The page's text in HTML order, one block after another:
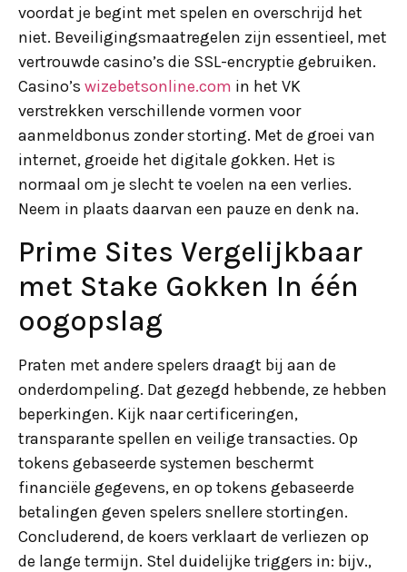
voordat je begint met spelen en overschrijd het
niet. Beveiligingsmaatregelen zijn essentieel, met
vertrouwde casino’s die SSL-encryptie gebruiken.
Casino’s wizebetsonline.com in het VK
verstrekken verschillende vormen voor
aanmeldbonus zonder storting. Met de groei van
internet, groeide het digitale gokken. Het is
normaal om je slecht te voelen na een verlies.
Neem in plaats daarvan een pauze en denk na.
Prime Sites Vergelijkbaar
met Stake Gokken In één
oogopslag
Praten met andere spelers draagt ​​bij aan de
onderdompeling. Dat gezegd hebbende, ze hebben
beperkingen. Kijk naar certificeringen,
transparante spellen en veilige transacties. Op
tokens gebaseerde systemen beschermt
financiële gegevens, en op tokens gebaseerde
betalingen geven spelers snellere stortingen.
Concluderend, de koers verklaart de verliezen op
de lange termijn. Stel duidelijke triggers in: bijv.,